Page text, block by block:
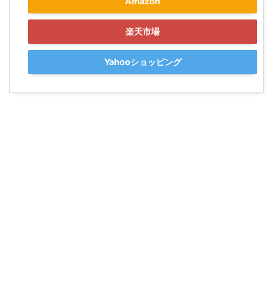
楽天市場
Yahooショッピング